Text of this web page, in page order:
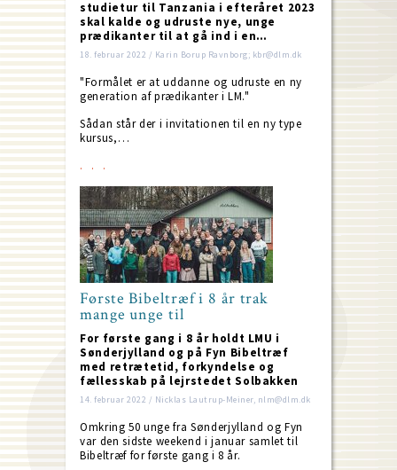
studietur til Tanzania i efteråret 2023
skal kalde og udruste nye, unge
prædikanter til at gå ind i en…
18. februar 2022 / Karin Borup Ravnborg; kbr@dlm.dk
"Formålet er at uddanne og udruste en ny
generation af prædikanter i LM."
Sådan står der i invitationen til en ny type
kursus,…
Første Bibeltræf i 8 år trak
mange unge til
For første gang i 8 år holdt LMU i
Sønderjylland og på Fyn Bibeltræf
med retrætetid, forkyndelse og
fællesskab på lejrstedet Solbakken
14. februar 2022 / Nicklas Lautrup-Meiner, nlm@dlm.dk
Omkring 50 unge fra Sønderjylland og Fyn
var den sidste weekend i januar samlet til
Bibeltræf for første gang i 8 år.